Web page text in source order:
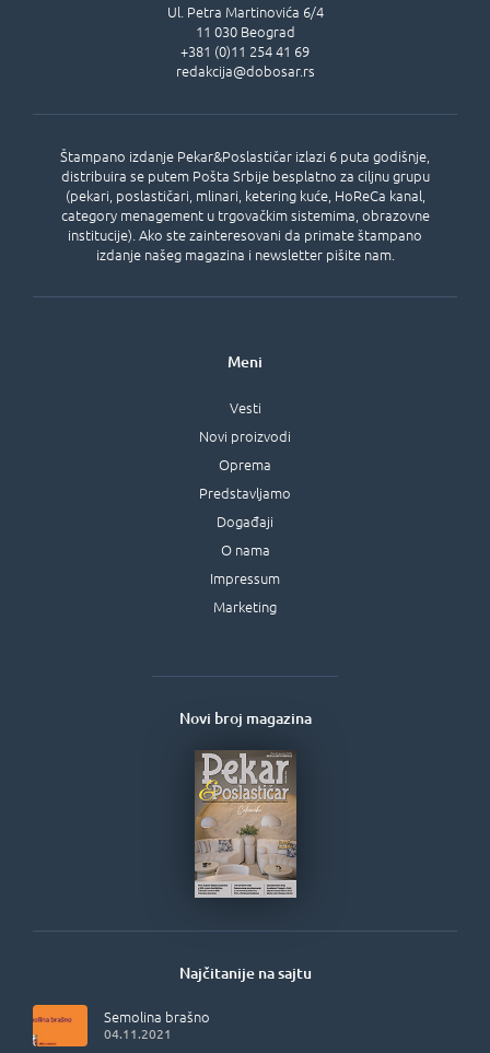
Štampano izdanje Pekar&Poslastičar izlazi 6 puta godišnje,
distribuira se putem Pošta Srbije besplatno za ciljnu grupu
(pekari, poslastičari, mlinari, ketering kuće, HoReCa kanal,
category menagement u trgovačkim sistemima, obrazovne
institucije). Ako ste zainteresovani da primate štampano
izdanje našeg magazina i newsletter pišite nam.
Ul. Petra Martinovića 6/4
11 030 Beograd
+381 (0)11 254 41 69
redakcija@dobosar.rs
Meni
Vesti
Novi proizvodi
Oprema
Predstavljamo
Događaji
O nama
Impressum
Marketing
Najčitanije na sajtu
Semolina brašno
04.11.2021
Novi broj magazina